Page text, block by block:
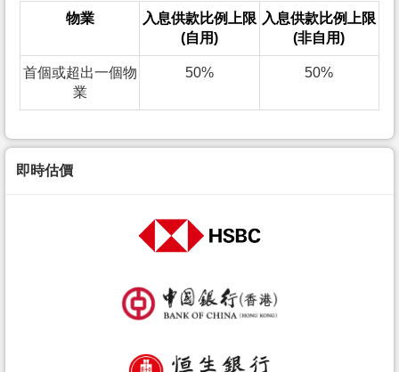
物業
入息供款比例上限
(自用)
入息供款比例上限
(非自用)
首個或超出一個物
業
50% 50%
即時估價